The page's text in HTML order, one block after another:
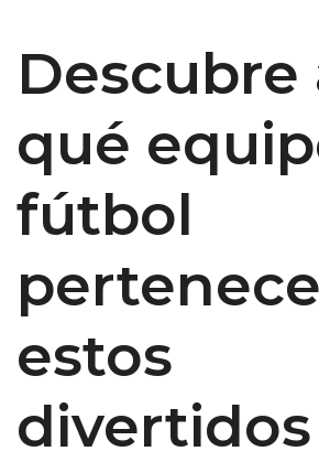
Descubre
qué
fútbol
estos